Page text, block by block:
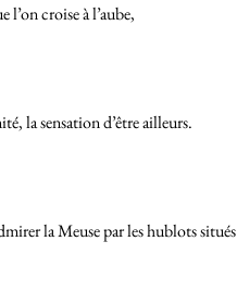
l’on croise à l’aube,
la sensation d’être ailleurs.
la Meuse par les hublots situés